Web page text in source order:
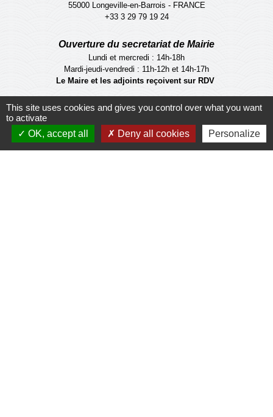
55000 Longeville-en-Barrois - FRANCE
+33 3 29 79 19 24
Ouverture du secretariat de Mairie
Lundi et mercredi : 14h-18h
Mardi-jeudi-vendredi : 11h-12h et 14h-17h
Le Maire et les adjoints reçoivent sur RDV
Ouverture de l'agence communale postale
Mercredi :14h-18h
Jeudi et vendredi : 9h-11h
This site uses cookies and gives you control over what you want
to activate
OK, accept all
Deny all cookies Personalize